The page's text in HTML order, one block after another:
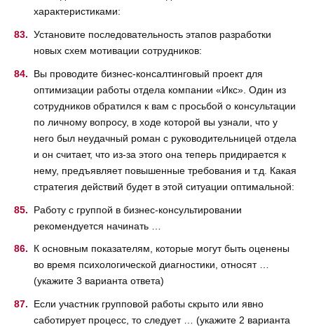
характеристиками:
Установите последовательность этапов разработки
новых схем мотивации сотрудников:
Вы проводите бизнес-консалтинговый проект для
оптимизации работы отдела компании «Икс». Один из
сотрудников обратился к вам с просьбой о консультации
по личному вопросу, в ходе которой вы узнали, что у
него был неудачный роман с руководительницей отдела
и он считает, что из-за этого она теперь придирается к
нему, предъявляет повышенные требования и т.д. Какая
стратегия действий будет в этой ситуации оптимальной:
Работу с группой в бизнес-консультировании
рекомендуется начинать …
К основным показателям, которые могут быть оценены
во время психологической диагностики, относят …
(укажите 3 варианта ответа)
Если участник групповой работы скрыто или явно
саботирует процесс, то следует … (укажите 2 варианта